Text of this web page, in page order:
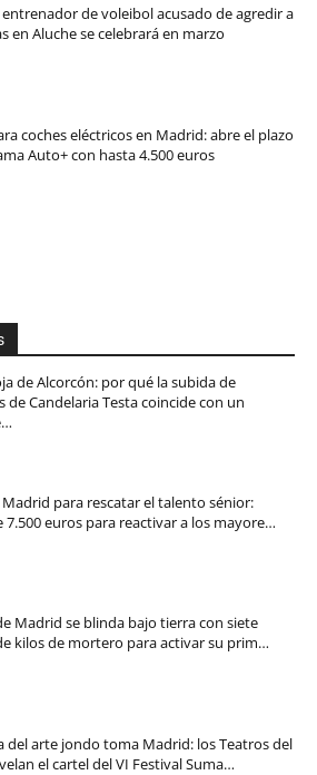
entrenador de voleibol acusado de agredir a
en Aluche se celebrará en marzo
coches eléctricos en Madrid: abre el plazo
Auto+ con hasta 4.500 euros
de Alcorcón: por qué la subida de
de Candelaria Testa coincide con un
Madrid para rescatar el talento sénior:
7.500 euros para reactivar a los mayore…
Madrid se blinda bajo tierra con siete
kilos de mortero para activar su prim…
del arte jondo toma Madrid: los Teatros del
el cartel del VI Festival Suma…